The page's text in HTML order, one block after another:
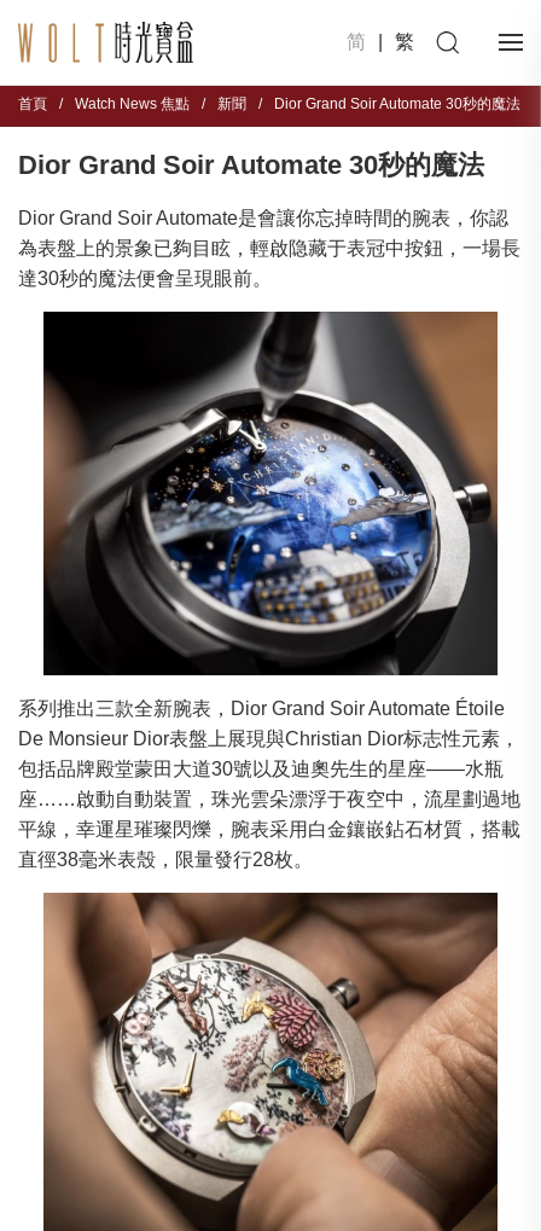
简 繁
首頁 / Watch News 焦點 / 新聞 / Dior Grand Soir Automate 30秒的魔法
Dior Grand Soir Automate 30秒的魔法
Dior Grand Soir Automate是會讓你忘掉時間的腕表，你認
為表盤上的景象已夠目眩，輕啟隐藏于表冠中按鈕，一場長
達30秒的魔法便會呈現眼前。
系列推出三款全新腕表，Dior Grand Soir Automate Étoile
De Monsieur Dior表盤上展現與Christian Dior标志性元素，
包括品牌殿堂蒙田大道30號以及迪奧先生的星座——水瓶
座……啟動自動裝置，珠光雲朵漂浮于夜空中，流星劃過地
平線，幸運星璀璨閃爍，腕表采用白金鑲嵌鉆石材質，搭載
直徑38毫米表殼，限量發行28枚。